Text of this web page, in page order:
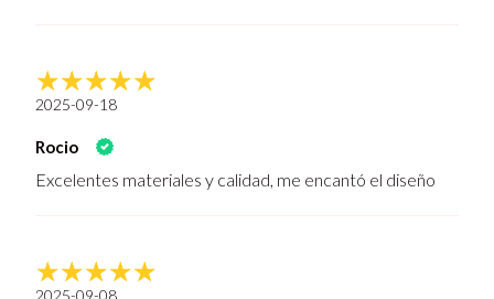
2025-09-18
Rocio
Excelentes materiales y calidad, me encantó el diseño
2025-09-08